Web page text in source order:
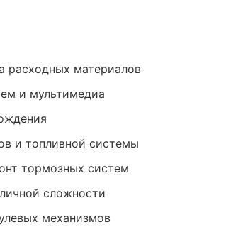
расходных материалов
и мультимедиа
и топливной системы
тормозных систем
сложности
механизмов